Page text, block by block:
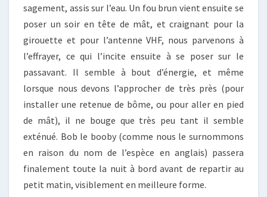
sagement, assis sur l’eau. Un fou brun vient ensuite se
poser un soir en tête de mât, et craignant pour la
girouette et pour l’antenne VHF, nous parvenons à
l’effrayer, ce qui l’incite ensuite à se poser sur le
passavant. Il semble à bout d’énergie, et même
lorsque nous devons l’approcher de très près (pour
installer une retenue de bôme, ou pour aller en pied
de mât), il ne bouge que très peu tant il semble
exténué. Bob le booby (comme nous le surnommons
en raison du nom de l’espèce en anglais) passera
finalement toute la nuit à bord avant de repartir au
petit matin, visiblement en meilleure forme.